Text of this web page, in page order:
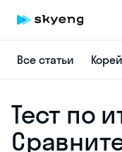
Все статьи
Тест по
online